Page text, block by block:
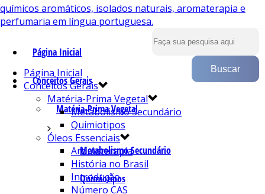
Página Inicial
Conceitos Gerais
Matéria-Prima Vegetal
Metabolismo Secundário
Quimiotipos
Página Inicial
Conceitos Gerais
Matéria-Prima Vegetal
Metabolismo Secundário
Quimiotipos
Óleos Essenciais
Aromaterapia
História no Brasil
Introdução
Número CAS